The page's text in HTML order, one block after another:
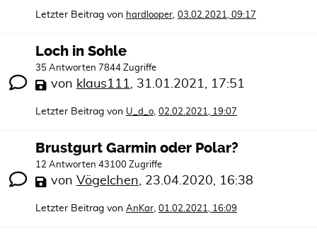
Letzter Beitrag von hardlooper, 03.02.2021, 09:17
Loch in Sohle
35 Antworten 7844 Zugriffe
von klaus111, 31.01.2021, 17:51
Letzter Beitrag von U_d_o, 02.02.2021, 19:07
Brustgurt Garmin oder Polar?
12 Antworten 43100 Zugriffe
von Vögelchen, 23.04.2020, 16:38
Letzter Beitrag von AnKar, 01.02.2021, 16:09